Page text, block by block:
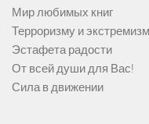
Мир любимых книг
Терроризму и
Эстафета радости
От всей души для Вас!
Сила в движении